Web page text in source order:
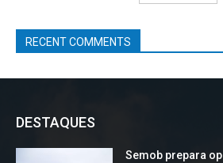
RECENT COMMENTS
DESTAQUES
Semob prepara